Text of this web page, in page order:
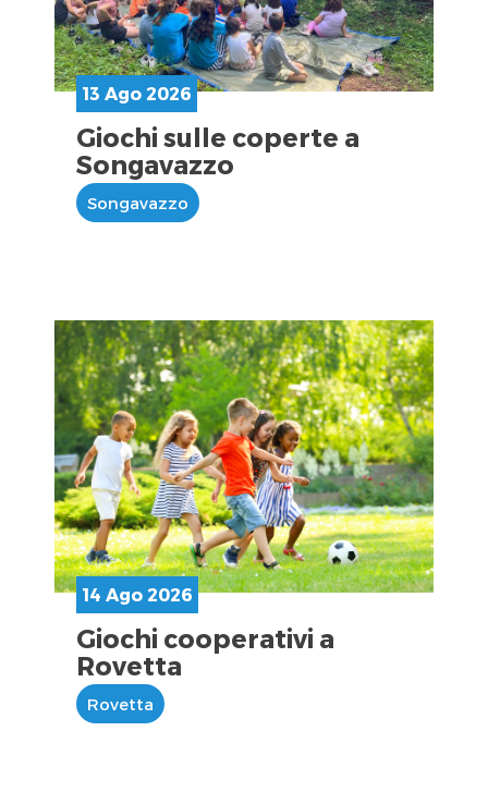
13 Ago 2026
Giochi sulle coperte a
Songavazzo
Songavazzo
14 Ago 2026
Giochi cooperativi a
Rovetta
Rovetta